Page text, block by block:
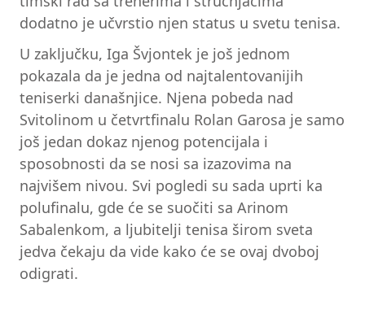
dodatno je učvrstio njen status u svetu tenisa.
U zaključku, Iga Švjontek je još jednom
pokazala da je jedna od najtalentovanijih
teniserki današnjice. Njena pobeda nad
Svitolinom u četvrtfinalu Rolan Garosa je samo
još jedan dokaz njenog potencijala i
sposobnosti da se nosi sa izazovima na
najvišem nivou. Svi pogledi su sada uprti ka
polufinalu, gde će se suočiti sa Arinom
Sabalenkom, a ljubitelji tenisa širom sveta
jedva čekaju da vide kako će se ovaj dvoboj
odigrati.